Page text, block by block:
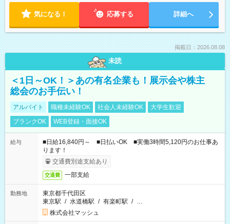
気になる！ 応募する 詳細へ
掲載日：2026.08.08
未読
＜1日～OK！＞あの有名企業も！展示会や株主
総会のお手伝い！
アルバイト 職種未経験OK 社会人未経験OK
大学生歓迎
ブランクOK
WEB登録・面接OK
給与
■日給16,840円～ ■日払いOK ■実働3時間5,120円のお仕事あ
ります！
交通費別途支給あり
交通費 一部支給
勤務地
東京都千代田区
東京駅 / 水道橋駅 / 有楽町駅 / …
株式会社マッシュ